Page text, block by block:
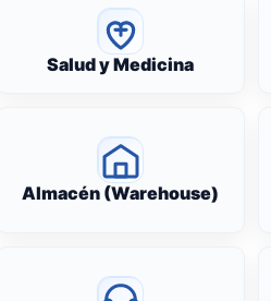
Salud y Medicina
Almacén (Warehouse)